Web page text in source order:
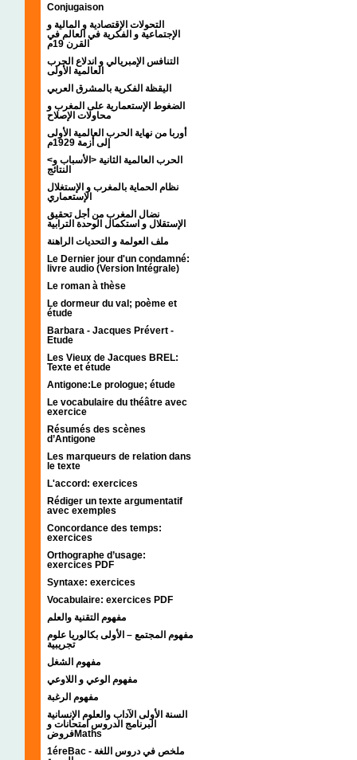
Conjugaison
التحولات الإقتصادية و المالية و
الإجتماعية و الفكرية في العالم في
القرن 19م
التنافس الإمبريالي و اندلاع الحرب
العالمية الأولى
اليقظة الفكرية بالمشرق العربي
الضغوط الإستعمارية على المغرب و
محاولات الإصلاح
أوربا من نهاية الحرب العالمية الأولى
إلى أزمة 1929م
<الحرب العالمية الثانية <الأسباب و
النتائج
نظام الحماية بالمغرب و الإستغلال
الإستعماري
نضال المغرب من أجل تحقيق
الإستقلال و استكمال الوحدة الترابية
ملف العولمة و التحديات الراهنة
Le Dernier jour d'un condamné:
livre audio (Version Intégrale)
Le roman à thèse
Le dormeur du val; poème et
étude
Barbara - Jacques Prévert -
Etude
Les Vieux de Jacques BREL:
Texte et étude
Antigone:Le prologue; étude
Le vocabulaire du théâtre avec
exercice
Résumés des scènes
d’Antigone
Les marqueurs de relation dans
le texte
L'accord: exercices
Rédiger un texte argumentatif
avec exemples
Concordance des temps:
exercices
Orthographe d’usage:
exercices PDF
Syntaxe: exercices
Vocabulaire: exercices PDF
مفهوم التقنية والعلم
مفهوم المجتمع – الأولى بكالوريا علوم
تجريبية
مفهوم الشغل
مفهوم الوعي و اللاوعي
مفهوم الرغبة
السنة الأولى الآداب والعلوم الإنسانية
البرنامج الدروس امتحانات و
فروضMaths
1éreBac - ملخص في دروس اللغة